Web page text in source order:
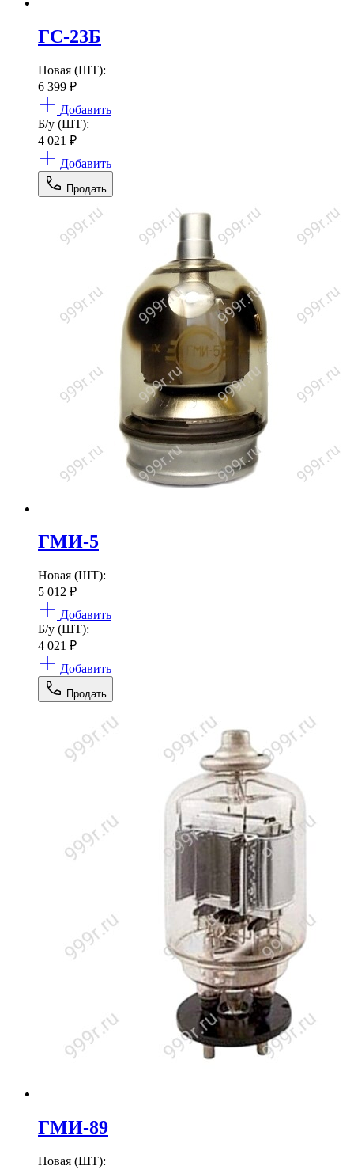
ГС-23Б
Новая (ШТ):
6 399 ₽
Добавить
Б/у (ШТ):
4 021 ₽
Добавить
Продать
ГМИ-5
Новая (ШТ):
5 012 ₽
Добавить
Б/у (ШТ):
4 021 ₽
Добавить
Продать
ГМИ-89
Новая (ШТ):